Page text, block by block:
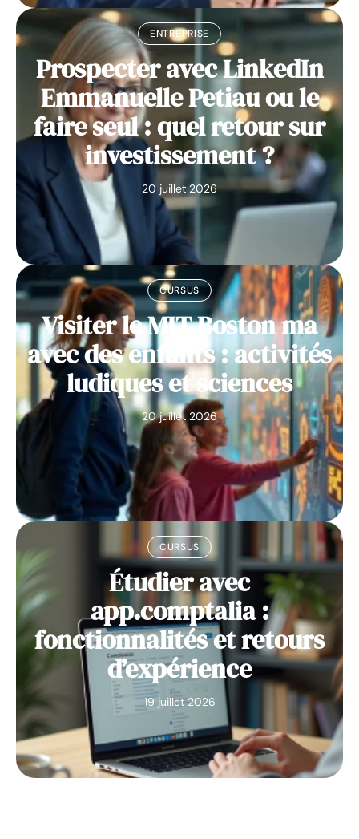
ENTREPRISE
Prospecter avec LinkedIn
Emmanuelle Petiau ou le
faire seul : quel retour sur
investissement ?
20 juillet 2026
CURSUS
Visiter le MIT Boston ma
avec des enfants : activités
ludiques et sciences
20 juillet 2026
CURSUS
Étudier avec
app.comptalia :
fonctionnalités et retours
d’expérience
19 juillet 2026